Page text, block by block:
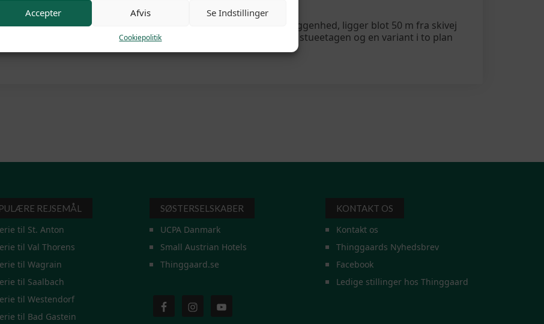
Accepter Afvis Se Indstillinger
Cookiepolitik
i Trysilfjell Hytteområde. Lejlighederne har ski-in/ski-out-beliggenhed, ligger blot 50 m fra skivej
lift. Lejlighederne fås i to størrelser: en variant med 4 senge på stueetagen og en variant i to plan
REJSEMÅL
til St. Anton
til Val Thorens
til Wagrain
til Saalbach
til Westendorf
til Bad Gastein
SØSTERSELSKABER
UCPA Danmark
Small Austrian Hotels
Thinggaard.se
KONTAKT OS
Kontakt os
Thinggaards Nyhedsbrev
Facebook
Ledige stillinger hos Thinggaard